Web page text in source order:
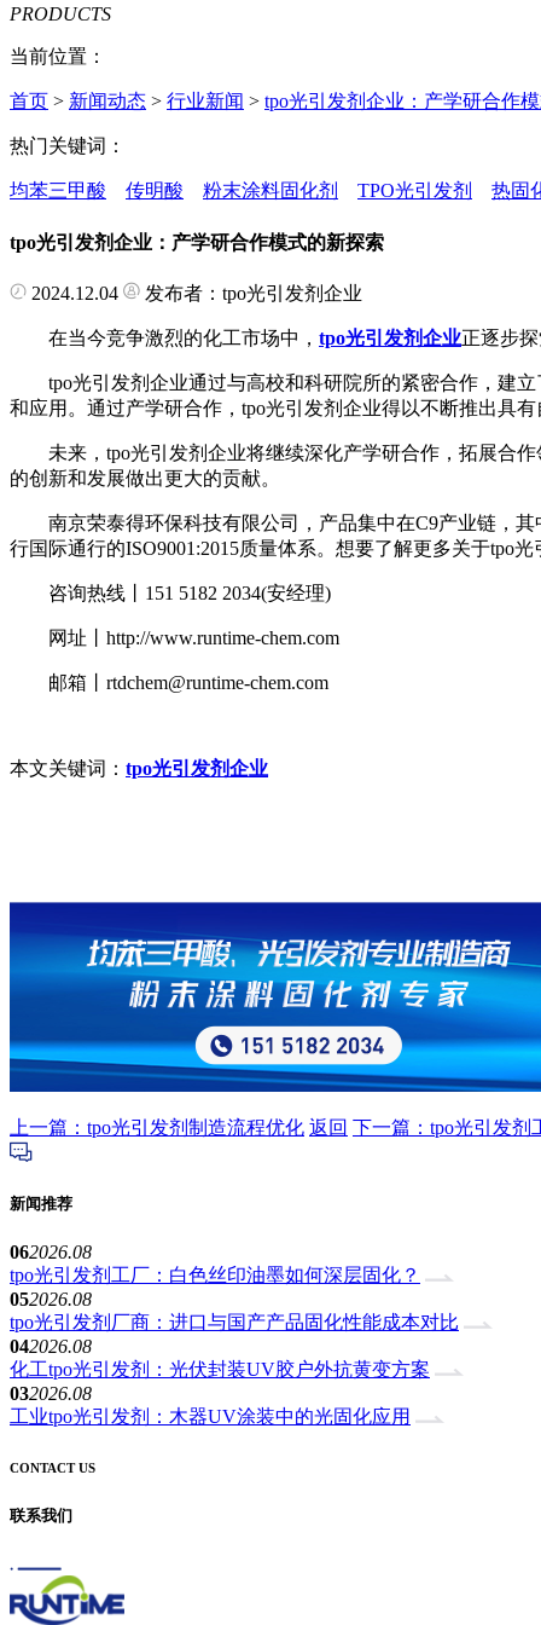
PRODUCTS
当前位置：
首页 > 新闻动态 > 行业新闻 > tpo光引发剂企业：产学研合作
热门关键词：
均苯三甲酸 传明酸 粉末涂料固化剂 TPO光引发剂 热固
tpo光引发剂企业：产学研合作模式的新探索
2024.12.04 发布者：tpo光引发剂企业
在当今竞争激烈的化工市场中， tpo光引发剂企业正逐步
tpo光引发剂企业通过与高校和科研院所的紧密合作，建立
和应用。通过产学研合作，tpo光引发剂企业得以不断推出具
未来，tpo光引发剂企业将继续深化产学研合作，拓展合作
的创新和发展做出更大的贡献。
南京荣泰得环保科技有限公司，产品集中在C9产业链，其
行国际通行的ISO9001:2015质量体系。想要了解更多关于tpo
咨询热线丨151 5182 2034(安经理)
网址丨http://www.runtime-chem.com
邮箱丨rtdchem@runtime-chem.com
本文关键词： tpo光引发剂企业
上一篇：tpo光引发剂制造流程优化 返回 下一篇：tpo光引发剂
新闻推荐
062026.08
tpo光引发剂工厂：白色丝印油墨如何深层固化？
052026.08
tpo光引发剂厂商：进口与国产产品固化性能成本对比
042026.08
化工tpo光引发剂：光伏封装UV胶户外抗黄变方案
032026.08
工业tpo光引发剂：木器UV涂装中的光固化应用
CONTACT US
联系我们